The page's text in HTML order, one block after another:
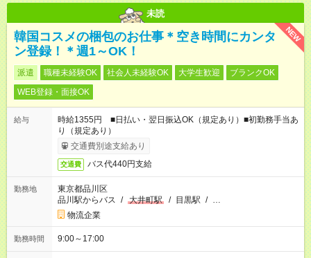
未読
NEW
韓国コスメの梱包のお仕事＊空き時間にカンタ
ン登録！＊週1～OK！
派遣 職種未経験OK 社会人未経験OK 大学生歓迎
ブランクOK
WEB登録・面接OK
給与
時給1355円 ■日払い・翌日振込OK（規定あり）■初勤務手当あ
り（規定あり）
交通費別途支給あり
交通費 バス代440円支給
勤務地
東京都品川区
品川駅からバス / 大井町駅 / 目黒駅 / …
物流企業
勤務時間 9:00～17:00